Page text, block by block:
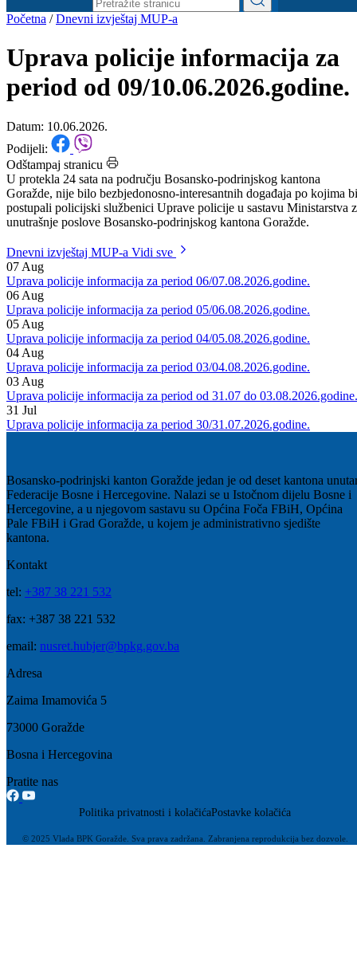
Vlada BPK
Početna/Dnevni izvještaj MUP-a
Uprava policije informacija za
period od 09/10.06.2026.godine.
Datum: 10.06.2026.
Podijeli:
Odštampaj stranicu
U protekla 24 sata na području Bosansko-podrinjskog kantona
postupali policijski službenici Uprave policije u sastavu Ministarstva
unutrašnje poslove Bosansko-podrinjskog kantona Goražde.
Dnevni izvještaj MUP-a
07Aug
Uprava policije informacija za period 06/07.08.2026.godine.
06Aug
Uprava policije informacija za period 05/06.08.2026.godine.
05Aug
Uprava policije informacija za period 04/05.08.2026.godine.
04Aug
Uprava policije informacija za period 03/04.08.2026.godine.
03Aug